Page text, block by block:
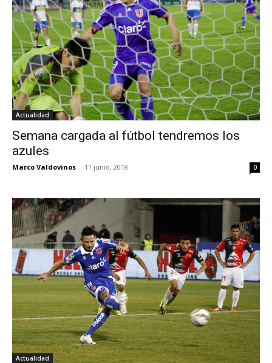
Actualidad
Semana cargada al fútbol tendremos los
azules
Marco Valdovinos - 11 junio, 2018 0
Actualidad